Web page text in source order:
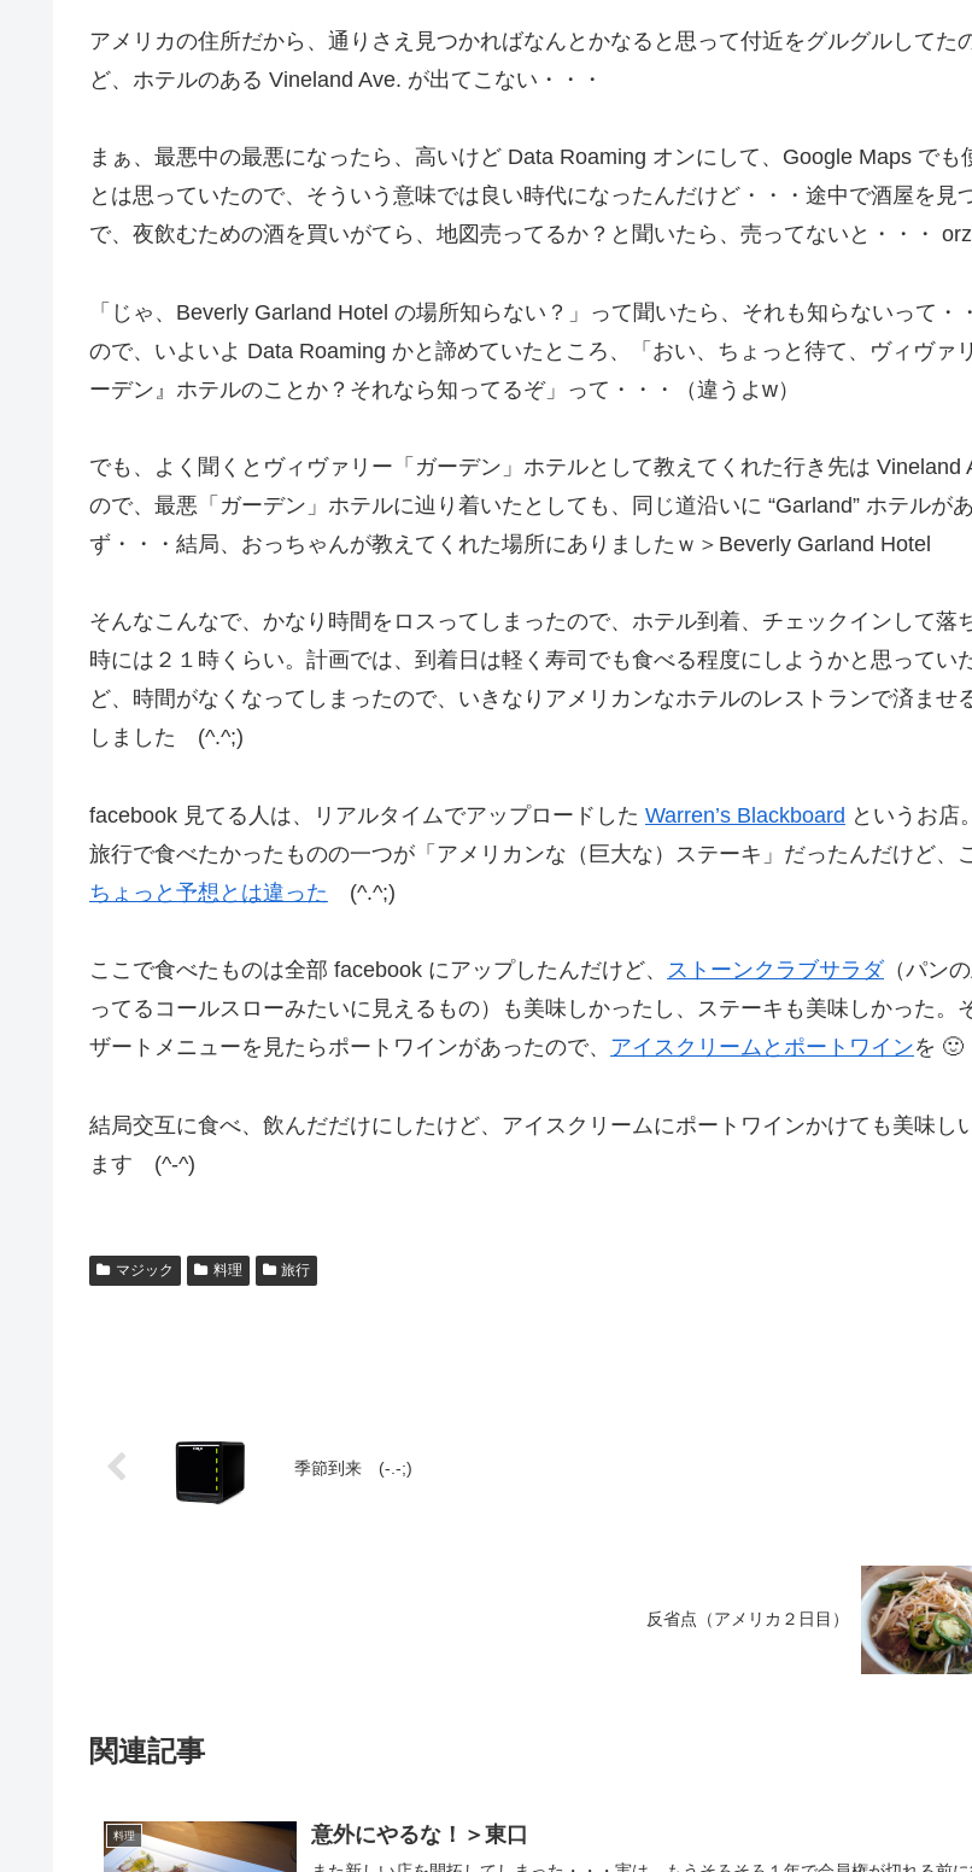
アメリカの住所だから、通りさえ見つかればなんとかなると思って付近をグルグルしてた
ど、ホテルのある Vineland Ave. が出てこない・・・
まぁ、最悪中の最悪になったら、高いけど Data Roaming オンにして、Google Maps でも
とは思っていたので、そういう意味では良い時代になったんだけど・・・途中で酒屋を見
で、夜飲むための酒を買いがてら、地図売ってるか？と聞いたら、売ってないと・・・ orz
「じゃ、Beverly Garland Hotel の場所知らない？」って聞いたら、それも知らないって・
ので、いよいよ Data Roaming かと諦めていたところ、「おい、ちょっと待て、ヴィヴァ
ーデン』ホテルのことか？それなら知ってるぞ」って・・・（違うよw）
でも、よく聞くとヴィヴァリー「ガーデン」ホテルとして教えてくれた行き先は Vineland
ので、最悪「ガーデン」ホテルに辿り着いたとしても、同じ道沿いに “Garland” ホテルが
ず・・・結局、おっちゃんが教えてくれた場所にありましたｗ＞Beverly Garland Hotel
そんなこんなで、かなり時間をロスってしまったので、ホテル到着、チェックインして落
時には２１時くらい。計画では、到着日は軽く寿司でも食べる程度にしようかと思ってい
ど、時間がなくなってしまったので、いきなりアメリカンなホテルのレストランで済ませ
しました (^.^;)
facebook 見てる人は、リアルタイムでアップロードした Warren’s Blackboard というお店
旅行で食べたかったものの一つが「アメリカンな（巨大な）ステーキ」だったんだけど、
ちょっと予想とは違った (^.^;)
ここで食べたものは全部 facebook にアップしたんだけど、 ストーンクラブサラダ （パン
ってるコールスローみたいに見えるもの）も美味しかったし、ステーキも美味しかった。
ザートメニューを見たらポートワインがあったので、 アイスクリームとポートワインを 🙂
結局交互に食べ、飲んだだけにしたけど、アイスクリームにポートワインかけても美味し
ます (^-^)
マジック 料理 旅行
季節到来 (-.-;)
反省点（アメリカ２日目）
関連記事
料理 意外にやるな！＞東口